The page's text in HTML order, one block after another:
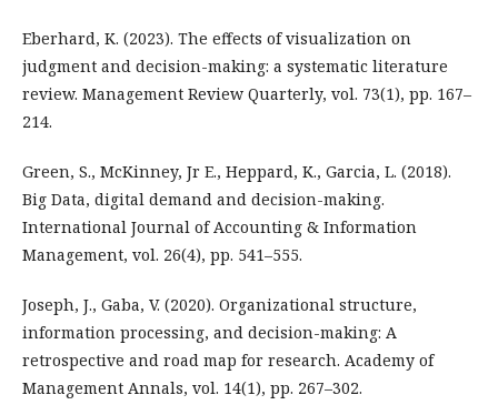
Eberhard, K. (2023). The effects of visualization on
judgment and decision-making: a systematic literature
review. Management Review Quarterly, vol. 73(1), pp. 167–
214.
Green, S., McKinney, Jr E., Heppard, K., Garcia, L. (2018).
Big Data, digital demand and decision-making.
International Journal of Accounting & Information
Management, vol. 26(4), pp. 541–555.
Joseph, J., Gaba, V. (2020). Organizational structure,
information processing, and decision-making: A
retrospective and road map for research. Academy of
Management Annals, vol. 14(1), pp. 267–302.